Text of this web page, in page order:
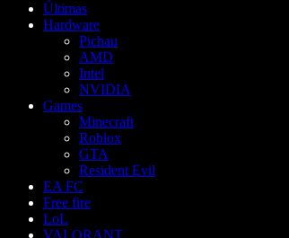
Últimas
Hardware
Pichau
AMD
Intel
NVIDIA
Games
Minecraft
Roblox
GTA
Resident Evil
EA FC
Free fire
LoL
VALORANT